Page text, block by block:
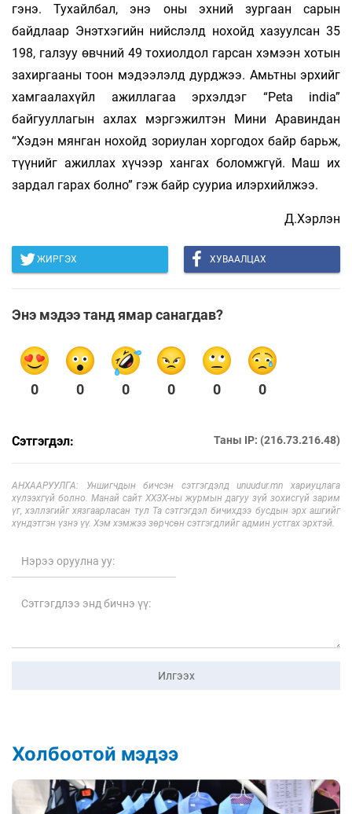
гэнэ. Тухайлбал, энэ оны эхний зургаан сарын
байдлаар Энэтхэгийн нийслэлд нохойд хазуулсан 35
198, галзуу өвчний 49 тохиолдол гарсан хэмээн хотын
захиргааны тоон мэдээлэлд дурджээ. Амьтны эрхийг
хамгаалахүйл ажиллагаа эрхэлдэг “Peta india”
байгууллагын ахлах мэргэжилтэн Мини Аравиндан
“Хэдэн мянган нохойд зориулан хоргодох байр барьж,
түүнийг ажиллах хүчээр хангах боломжгүй. Маш их
зардал гарах болно” гэж байр сууриа илэрхийлжээ.
Д.Хэрлэн
ЖИРГЭХ ХУВААЛЦАХ
Энэ мэдээ танд ямар санагдав?
0 0 0 0 0 0
Сэтгэгдэл: Таны IP: (216.73.216.48)
АНХААРУУЛГА: Уншигчдын бичсэн сэтгэгдэлд unuudur.mn хариуцлага
хүлээхгүй болно. Манай сайт ХХЗХ-ны журмын дагуу зүй зохисгүй зарим
үг, хэллэгийг хязгаарласан тул Та сэтгэгдэл бичихдээ бусдын эрх ашгийг
хүндэтгэн үзнэ үү. Хэм хэмжээ зөрчсөн сэтгэгдлийг админ устгах эрхтэй.
Илгээх
Холбоотой мэдээ